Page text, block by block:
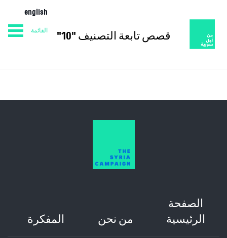
الصفحة الرئيسية المفكرة
english
القائمة قصص تابعة التصنيف "10"
الصفحة
الرئيسية
من نحن المفكرة